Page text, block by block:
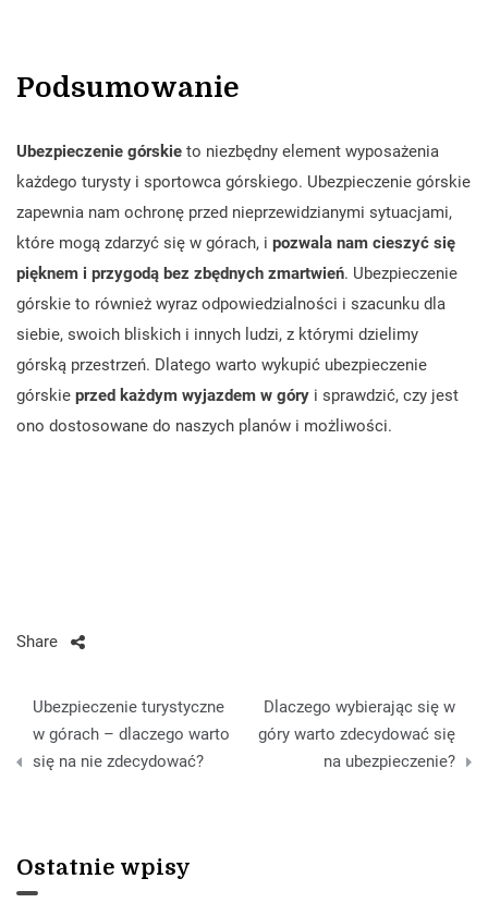
Podsumowanie
Ubezpieczenie górskie to niezbędny element wyposażenia
każdego turysty i sportowca górskiego. Ubezpieczenie górskie
zapewnia nam ochronę przed nieprzewidzianymi sytuacjami,
które mogą zdarzyć się w górach, i pozwala nam cieszyć się
pięknem i przygodą bez zbędnych zmartwień. Ubezpieczenie
górskie to również wyraz odpowiedzialności i szacunku dla
siebie, swoich bliskich i innych ludzi, z którymi dzielimy
górską przestrzeń. Dlatego warto wykupić ubezpieczenie
górskie przed każdym wyjazdem w góry i sprawdzić, czy jest
ono dostosowane do naszych planów i możliwości.
Share
wpisu
Ubezpieczenie turystyczne
w górach – dlaczego warto
się na nie zdecydować?
Dlaczego wybierając się w
góry warto zdecydować się
na ubezpieczenie?
Ostatnie wpisy